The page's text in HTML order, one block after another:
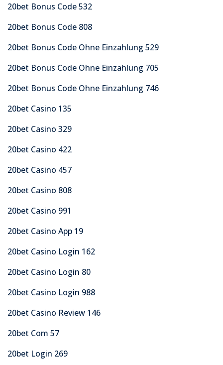
20bet Bonus Code 532
20bet Bonus Code 808
20bet Bonus Code Ohne Einzahlung 529
20bet Bonus Code Ohne Einzahlung 705
20bet Bonus Code Ohne Einzahlung 746
20bet Casino 135
20bet Casino 329
20bet Casino 422
20bet Casino 457
20bet Casino 808
20bet Casino 991
20bet Casino App 19
20bet Casino Login 162
20bet Casino Login 80
20bet Casino Login 988
20bet Casino Review 146
20bet Com 57
20bet Login 269